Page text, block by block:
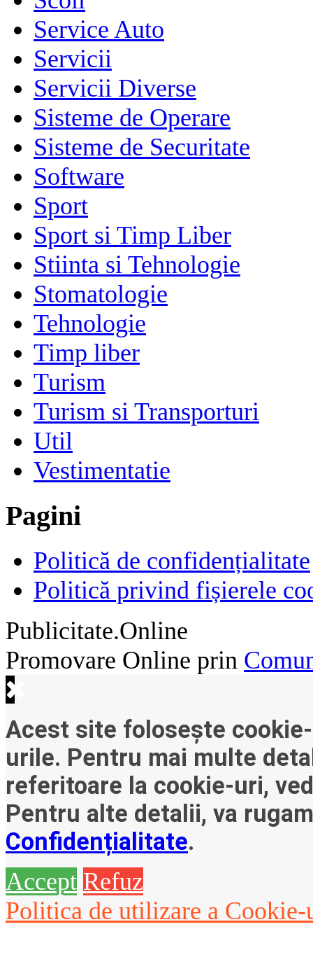
Service Auto
Servicii
Servicii Diverse
Sisteme de Operare
Sisteme de Securitate
Software
Sport
Sport si Timp Liber
Stiinta si Tehnologie
Stomatologie
Tehnologie
Timp liber
Turism
Turism si Transporturi
Util
Vestimentatie
Pagini
Politică de confidențialitate
Politică privind fișierele
Publicitate.Online
Promovare Online prin
Acest site folosește
urile. Pentru mai multe
referitoare la cookie-uri,
Pentru alte detalii, va
Confidențialitate.
Accept Refuz
Politica de utilizare a